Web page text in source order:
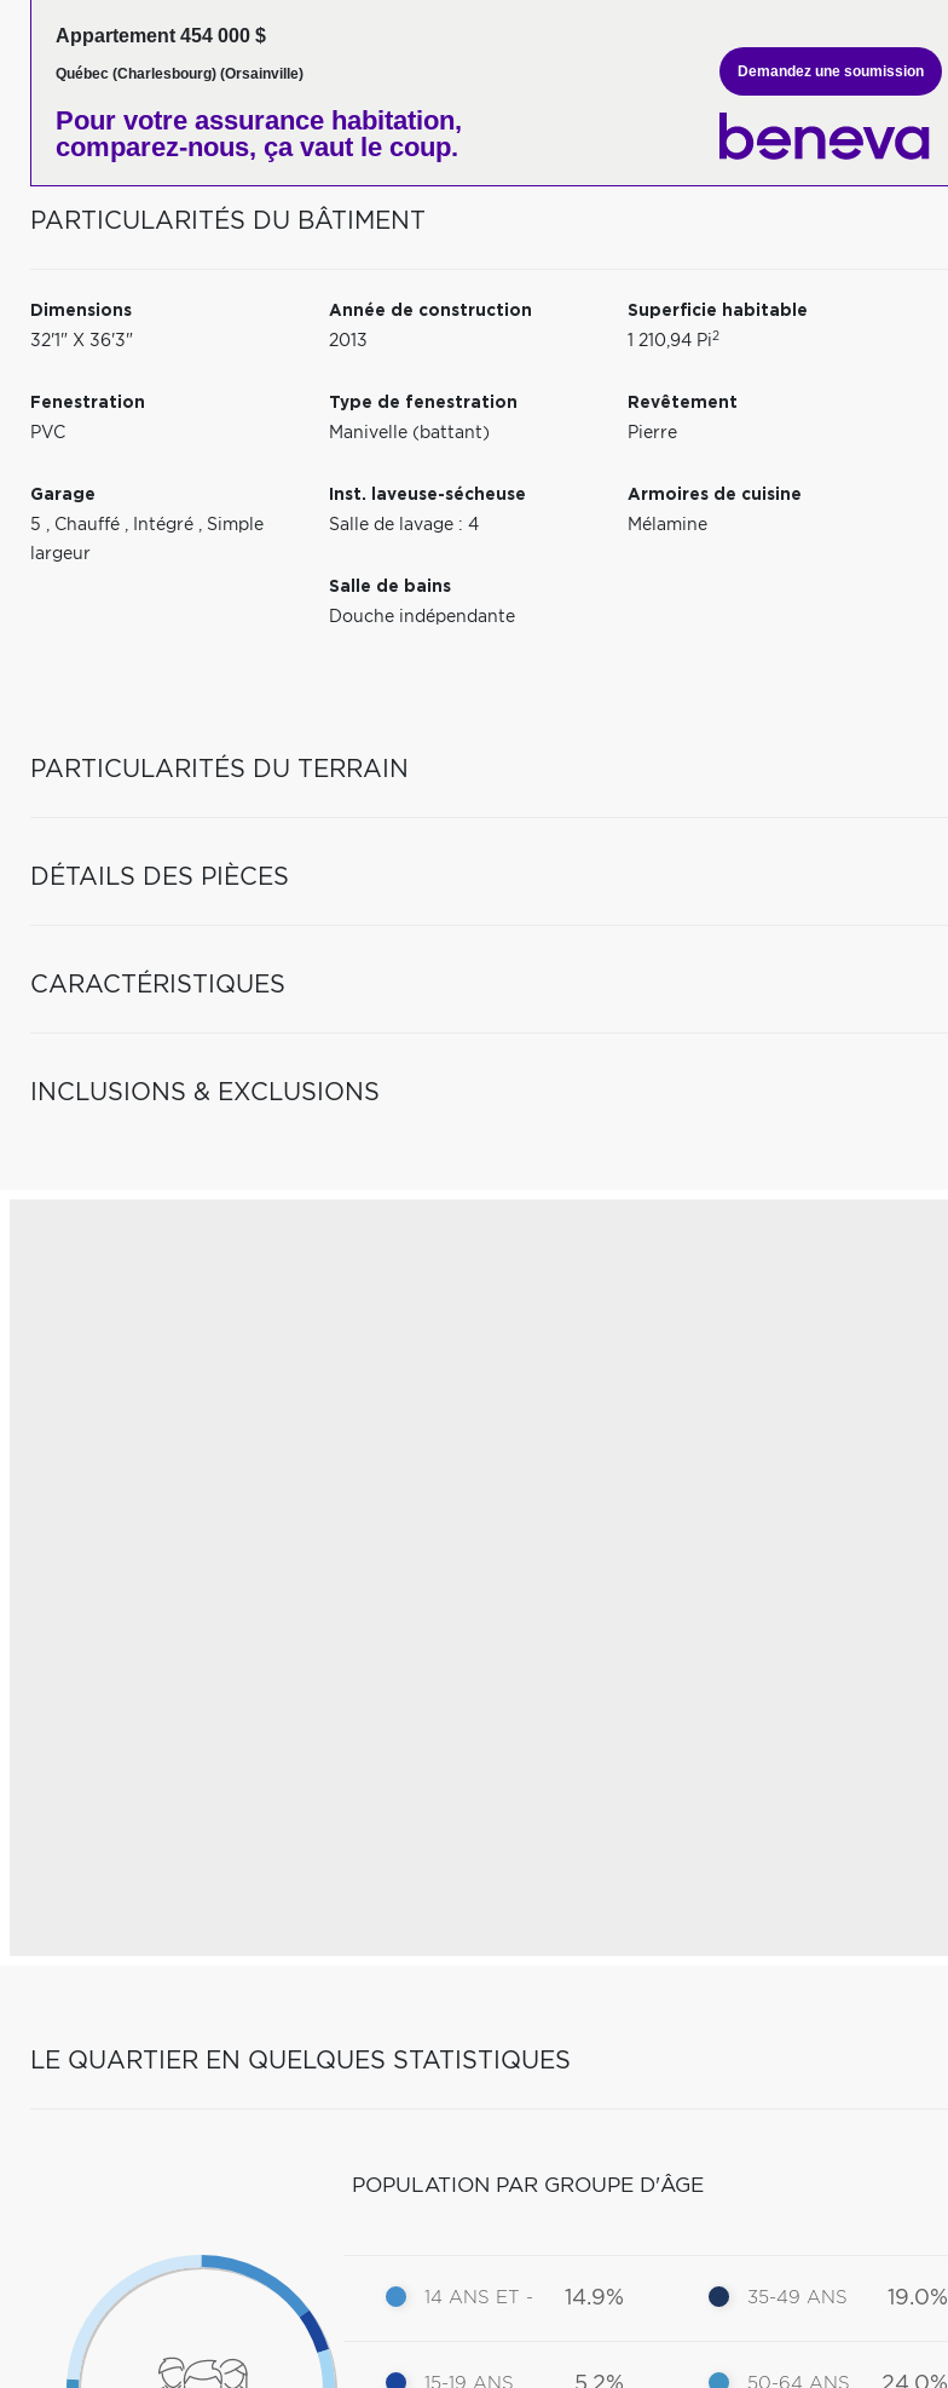
Appartement 454 000 $
Québec (Charlesbourg) (Orsainville)
Pour votre assurance habitation,
comparez-nous, ça vaut le coup.
Demandez une soumission
PARTICULARITÉS DU BÂTIMENT
Dimensions
32'1" X 36'3"
Année de construction
2013
Superficie habitable
1 210,94 Pi2
Fenestration
PVC
Type de fenestration
Manivelle (battant)
Revêtement
Pierre
Garage
5 , Chauffé , Intégré , Simple
largeur
Inst. laveuse-sécheuse
Salle de lavage : 4
Armoires de cuisine
Mélamine
Salle de bains
Douche indépendante
PARTICULARITÉS DU TERRAIN
DÉTAILS DES PIÈCES
CARACTÉRISTIQUES
INCLUSIONS & EXCLUSIONS
LE QUARTIER EN QUELQUES STATISTIQUES
POPULATION PAR GROUPE D'ÂGE
14 ANS ET - 14.9%
15-19 ANS
35-49 ANS 19.0%
50-64 ANS